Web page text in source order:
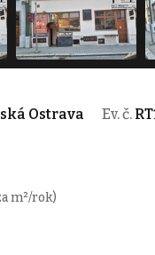
Ostrava Ev. č.
m²/rok)